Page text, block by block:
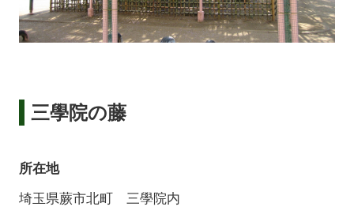
三學院の藤
所在地
埼玉県蕨市北町 三學院内